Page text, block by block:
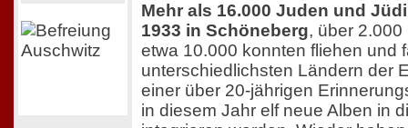
Mehr als 16.000 Juden und
1933 in Schöneberg, über 2.000
etwa 10.000 konnten fliehen und
unterschiedlichsten Ländern der
einer über 20-jährigen
in diesem Jahr elf neue Alben in